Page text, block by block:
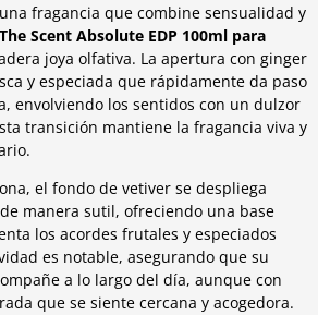
fragancia que combine sensualidad y
Scent Absolute EDP 100ml para
joya olfativa. La apertura con ginger
y especiada que rápidamente da paso
envolviendo los sentidos con un dulzor
transición mantiene la fragancia viva y
el fondo de vetiver se despliega
manera sutil, ofreciendo una base
los acordes frutales y especiados
es notable, asegurando que su
a lo largo del día, aunque con
que se siente cercana y acogedora.